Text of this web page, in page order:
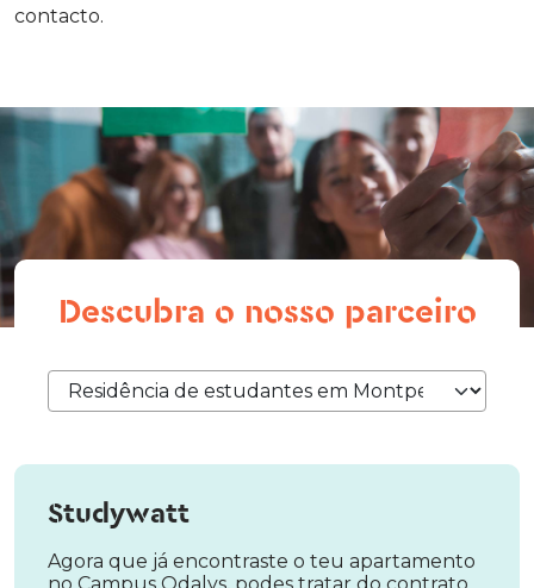
contacto.
Descubra o nosso parceiro
Studywatt
Agora que já encontraste o teu apartamento